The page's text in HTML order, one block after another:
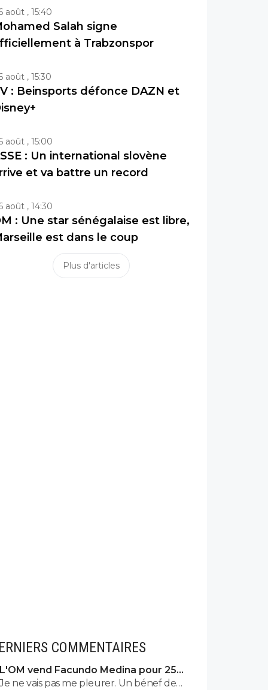
août , 15:40
Salah signe
à Trabzonspor
août , 15:30
: Beinsports défonce DAZN et
août , 15:00
: Un international slovène
et va battre un record
août , 14:30
: Une star sénégalaise est libre,
est dans le coup
Plus d'articles
COMMENTAIRES
L'OM vend Facundo Medina pour 25ME
à Leverkusen
Je ne vais pas me pleurer. Un bénef de